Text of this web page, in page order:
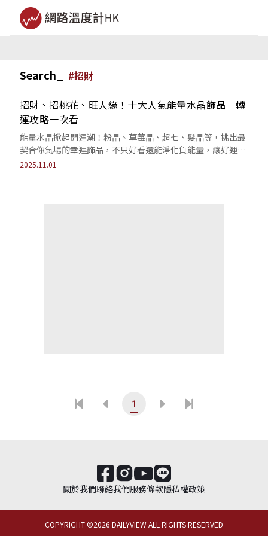
Search_ #招財
招財、招桃花、旺人緣！十大人氣能量水晶飾品 轉
運攻略一次看
能量水晶掀起開運潮！粉晶、草莓晶、超七、髮晶等，挑出最
契合你氣場的幸運飾品，不只好看還能淨化負能量，讓好運天
天跟著你走。
2025.11.01
1
關於我們聯絡我們服務條款隱私權政策
COPYRIGHT ©2026 DAILYVIEW ALL RIGHTS RESERVED